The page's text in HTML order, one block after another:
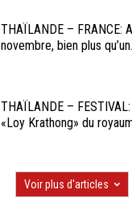
THAÏLANDE – FRANCE:
novembre, bien plus
THAÏLANDE –
«Loy Krathong» du
Voir plus d'articles